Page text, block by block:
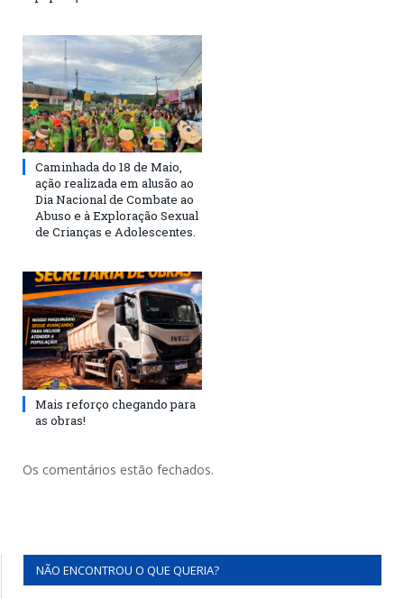
Caminhada do 18 de Maio,
ação realizada em alusão ao
Dia Nacional de Combate ao
Abuso e à Exploração Sexual
de Crianças e Adolescentes.
Mais reforço chegando para
as obras!
Os comentários estão fechados.
NÃO ENCONTROU O QUE QUERIA?